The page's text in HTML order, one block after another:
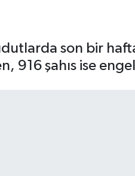
son bir
916 şahıs ise